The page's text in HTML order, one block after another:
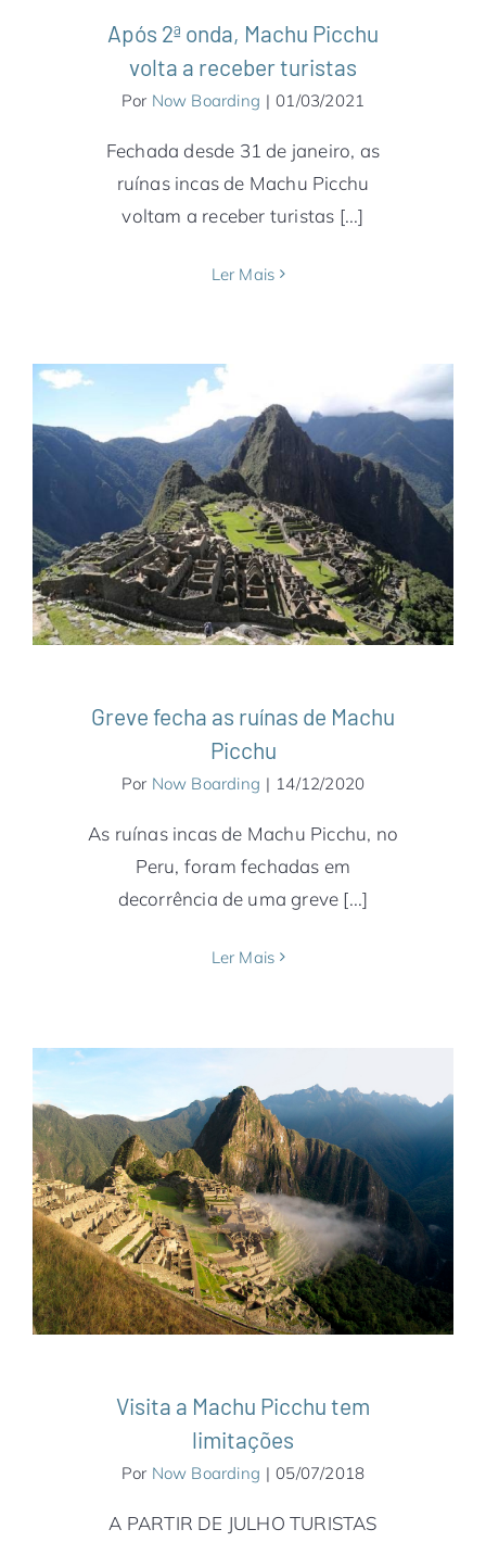
Após 2ª onda, Machu Picchu
volta a receber turistas
Por Now Boarding | 01/03/2021
Fechada desde 31 de janeiro, as
ruínas incas de Machu Picchu
voltam a receber turistas [...]
Ler Mais
Greve fecha as ruínas de Machu Picchu
América do Sul Destaques Machu Picchu
Notícias Peru
Greve fecha as ruínas de Machu
Picchu
Por Now Boarding | 14/12/2020
As ruínas incas de Machu Picchu, no
Peru, foram fechadas em
decorrência de uma greve [...]
Ler Mais
Visita a Machu Picchu tem limitações
América do Sul Machu Picchu Notícias Peru
Visita a Machu Picchu tem
limitações
Por Now Boarding | 05/07/2018
A PARTIR DE JULHO TURISTAS